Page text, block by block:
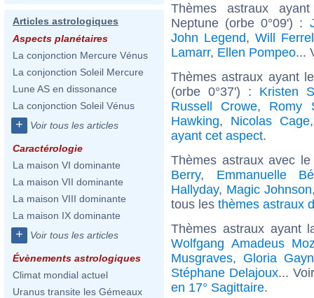
Articles astrologiques
Aspects planétaires
La conjonction Mercure Vénus
La conjonction Soleil Mercure
Lune AS en dissonance
La conjonction Soleil Vénus
+ Voir tous les articles
Caractérologie
La maison VI dominante
La maison VII dominante
La maison VIII dominante
La maison IX dominante
+ Voir tous les articles
Évènements astrologiques
Climat mondial actuel
Uranus transite les Gémeaux
Thèmes astraux
Neptune (orbe 0°09') :
John Legend,Will
Lamarr, Ellen Pompeo...
Thèmes astraux ayant
(orbe 0°37') : Kristen
Russell Crowe, Romy
Hawking, Nicolas Cage
ayant cet aspect.
Thèmes astraux avec
Berry, Emmanuelle
Hallyday, Magic Johnson
tous les thèmes astraux
Thèmes astraux ayant
Wolfgang Amadeus
Musgraves, Gloria
Stéphane Delajoux...
en 17° Sagittaire.